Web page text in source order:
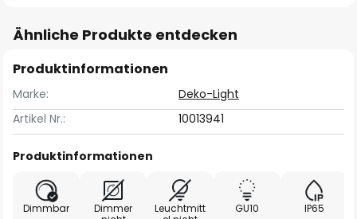
Ähnliche Produkte entdecken
Produktinformationen
Marke:
Deko-Light
Artikel Nr.:
10013941
Produktinformationen
Dimmbar
Dimmer
Leuchtmitt
GU10 IP65